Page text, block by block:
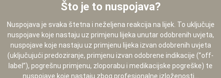
Što je to nuspojava?
Nuspojava je svaka štetna i neželjena reakcija na lijek. To uključuje
nuspojave koje nastaju uz primjenu lijeka unutar odobrenih uvjeta,
nuspojave koje nastaju uz primjenu lijeka izvan odobrenih uvjeta
(uključujući predoziranje, primjenu izvan odobrene indikacije (”off-
label”), pogrešnu primjenu, zloporabu i medikacijske pogreške) te
nuspojave koje nastaju zbog profesionalne izloženosti...